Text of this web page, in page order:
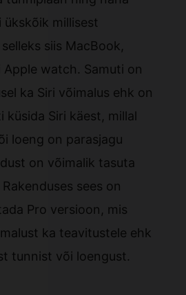
millisest
siis MacBook,
Apple watch. Samuti on
ka Siri võimalus ehk on
küsida Siri käest, millal
loeng on parasjagu
on võimalik tasuta
Rakenduses sees on
Pro versioon, mis
ka teavitustele ehk
tunnist või loengust.